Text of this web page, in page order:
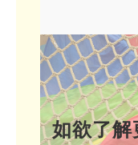
動物模型